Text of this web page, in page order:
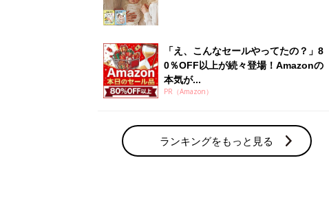
「え、こんなセールやってたの？」8
0％OFF以上が続々登場！Amazonの
本気が...
PR（Amazon）
ランキングをもっと見る